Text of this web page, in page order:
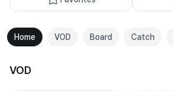
Home VOD Board Catch
VOD